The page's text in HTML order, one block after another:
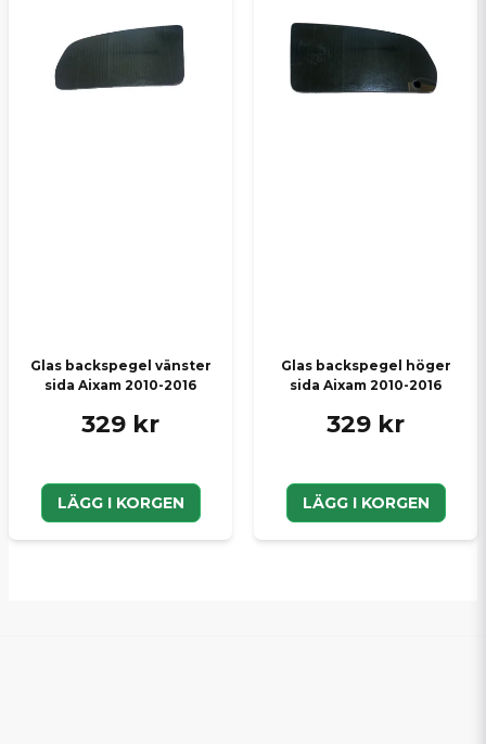
Glas backspegel vänster
sida Aixam 2010-2016
329 kr
LÄGG I KORGEN
Glas backspegel höger
sida Aixam 2010-2016
329 kr
LÄGG I KORGEN